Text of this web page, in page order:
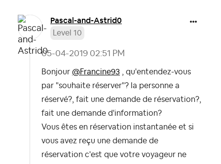
Pascal-and-Astrid0
Level 10
‎05-04-2019 02:51 PM
Bonjour @Francine93 , qu'entendez-vous
par "souhaite réserver"? la personne a
réservé?, fait une demande de réservation?,
fait une demande d'information?
Vous êtes en réservation instantanée et si
vous avez reçu une demande de
réservation c'est que votre voyageur ne